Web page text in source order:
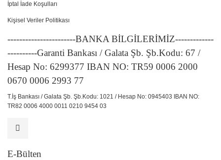
İptal İade Koşulları
Kişisel Veriler Politikası
-----------------------BANKA BİLGİLERİMİZ-------------
----------Garanti Bankası / Galata Şb. Şb.Kodu: 67 /
Hesap No: 6299377 IBAN NO: TR59 0006 2000
0670 0006 2993 77
T.İş Bankası / Galata Şb. Şb.Kodu: 1021 / Hesap No: 0945403 IBAN NO:
TR82 0006 4000 0011 0210 9454 03
E-Bülten